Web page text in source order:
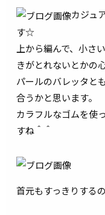
カジュ
す☆
上から編んで、小さ
きがとれないとかの
パールのバレッタと
合うかと思います。
カラフルなゴムを使
すね＾＾
首元もすっきりする